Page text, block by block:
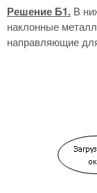
Решение Б1. В
наклонные
направляющие